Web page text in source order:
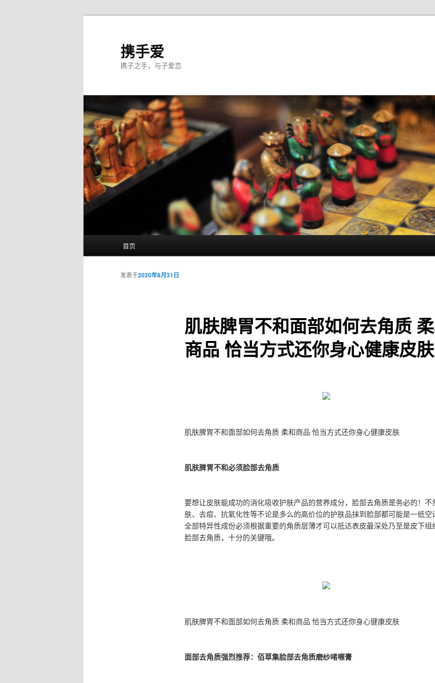
携手爱
携子之手，与子爱恋
首页
肌肤脾胃不和面部如何去角质
商品 恰当方式还你身心健康皮肤
发表于2020年8月31日
肌肤脾胃不和面部如何去角质 柔和商品 恰当方式还你身心健康皮肤
肌肤脾胃不和必须脸部去角质
要想让皮肤能成功的消化吸收护肤产品的营养成分，脸部去角质是务必的！不
肤、去痘、抗氧化性等不论是多么的高价位的护肤品抹到脸部都可能是一纸空
全部特异性成份必须根据重要的角质层薄才可以抵达表皮最深处乃至是皮下组
脸部去角质，十分的关键哦。
肌肤脾胃不和面部如何去角质 柔和商品 恰当方式还你身心健康皮肤
面部去角质强烈推荐：佰草集脸部去角质磨纱啫喱膏